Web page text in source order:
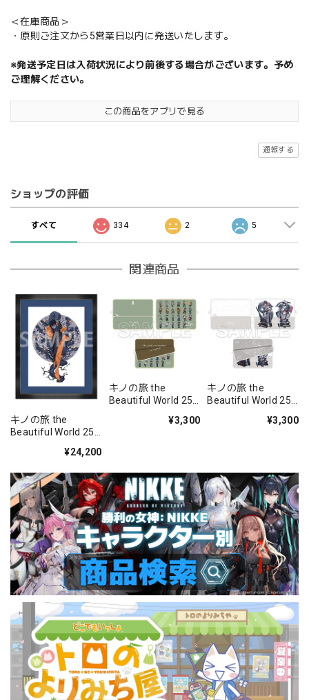
＜在庫商品＞
・原則ご注文から5営業日以内に発送いたします。
※発送予定日は入荷状況により前後する場合がございます。予め
ご理解ください。
この商品をアプリで見る
通報する
ショップの評価
すべて 334 2 5
関連商品
キノの旅 the
Beautiful World 25
ファイングラフ A バ
¥24,200
キノの旅 the
Beautiful World 25
ス A 歴代表紙¥3,300
キノの旅 the
Beautiful World 25
ス C 騎士キノ&パイ
¥3,300